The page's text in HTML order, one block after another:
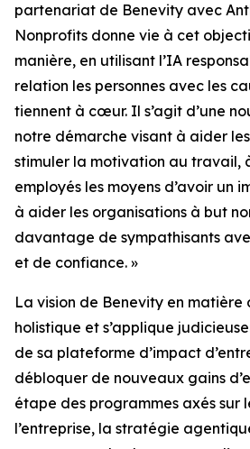
partenariat de Benevity avec
Nonprofits donne vie à cet
manière, en utilisant l’IA
relation les personnes avec les
tiennent à cœur. Il s’agit d’une
notre démarche visant à aider
stimuler la motivation au travail,
employés les moyens d’avoir un
à aider les organisations à but
davantage de sympathisants
et de confiance. »
La vision de Benevity en matière
holistique et s’applique
de sa plateforme d’impact
débloquer de nouveaux gains
étape des programmes axés sur
l’entreprise, la stratégie